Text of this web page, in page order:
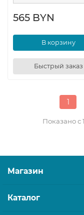
565 BYN
В корзину
Быстрый заказ
1
Показано с
Магазин
Каталог